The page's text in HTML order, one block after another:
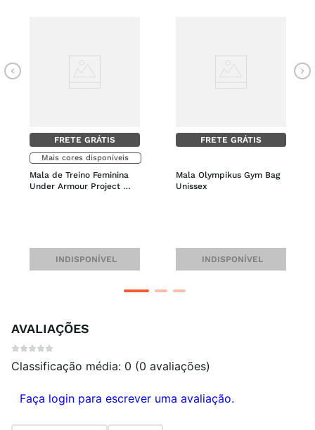
FRETE GRÁTIS
Mais cores disponíveis
Mala de Treino Feminina
Under Armour Project
INDISPONÍVEL
FRETE GRÁTIS
Mala Olympikus Gym Bag
Unissex
INDISPONÍVEL
AVALIAÇÕES
Classificação média: 0 (0 avaliações)
Faça login para escrever uma avaliação.